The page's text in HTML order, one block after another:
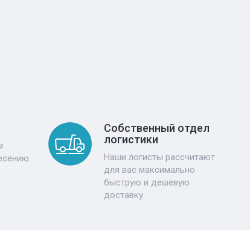
Собственный отдел
логистики
Наши логисты рассчитают
для вас максимально
быструю и дешёвую
доставку.